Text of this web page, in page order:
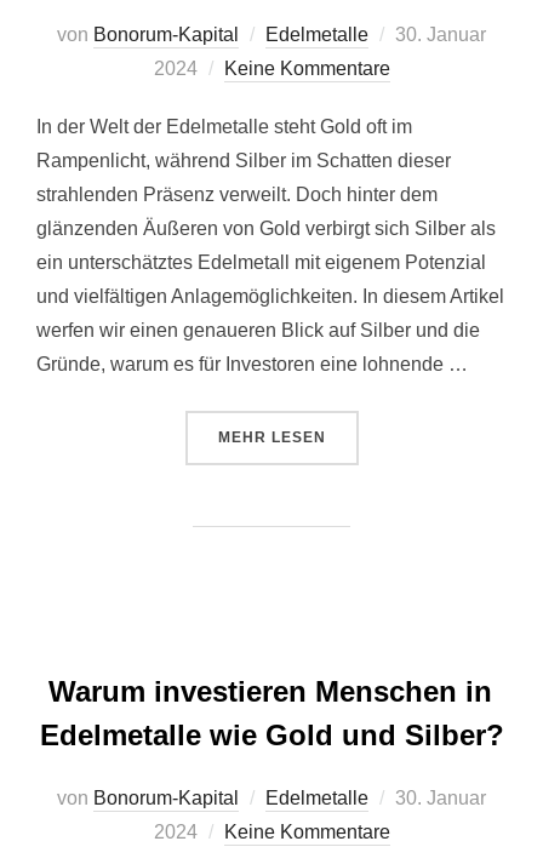
von Bonorum-Kapital Edelmetalle
Veröffentlicht
30. Januar
2024
Keine Kommentare
In der Welt der Edelmetalle steht Gold oft im
Rampenlicht, während Silber im Schatten dieser
strahlenden Präsenz verweilt. Doch hinter dem
glänzenden Äußeren von Gold verbirgt sich Silber als
ein unterschätztes Edelmetall mit eigenem Potenzial
und vielfältigen Anlagemöglichkeiten. In diesem Artikel
werfen wir einen genaueren Blick auf Silber und die
Gründe, warum es für Investoren eine lohnende …
MEHR ÜBER „SILBER ALS
LESEN
Warum investieren Menschen in
Edelmetalle wie Gold und Silber?
von Bonorum-Kapital Edelmetalle
Veröffentlicht
30. Januar
2024
Keine Kommentare